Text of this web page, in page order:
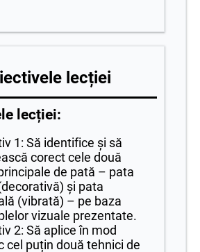
lecției
lecției:
1: Să identifice și să
corect cele două
de pată – pata
și pata
(vibrată) – pe baza
vizuale prezentate.
2: Să aplice în mod
cel puțin două tehnici de